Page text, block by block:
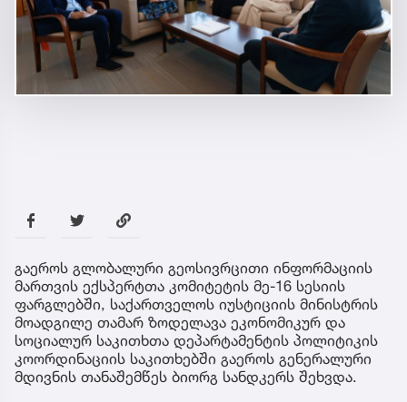
გაეროს გლობალური გეოსივრცითი ინფორმაციის
მართვის ექსპერტთა კომიტეტის მე-16 სესიის
ფარგლებში, საქართველოს იუსტიციის მინისტრის
მოადგილე თამარ ზოდელავა ეკონომიკურ და
სოციალურ საკითხთა დეპარტამენტის პოლიტიკის
კოორდინაციის საკითხებში გაეროს გენერალური
მდივნის თანაშემწეს ბიორგ სანდკერს შეხვდა.